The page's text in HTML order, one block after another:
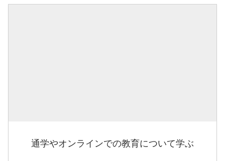
通学やオンラインでの教育について学ぶ